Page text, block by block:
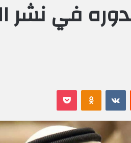
في نشر